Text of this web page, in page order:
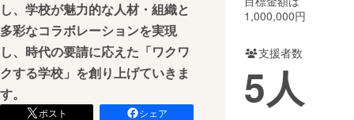
し、学校が魅力的な人材・組織と
多彩なコラボレーションを実現
し、時代の要請に応えた「ワクワ
クする学校」を創り上げていきま
す。
ポスト
シェア
1,000,000円
支援者数
5人